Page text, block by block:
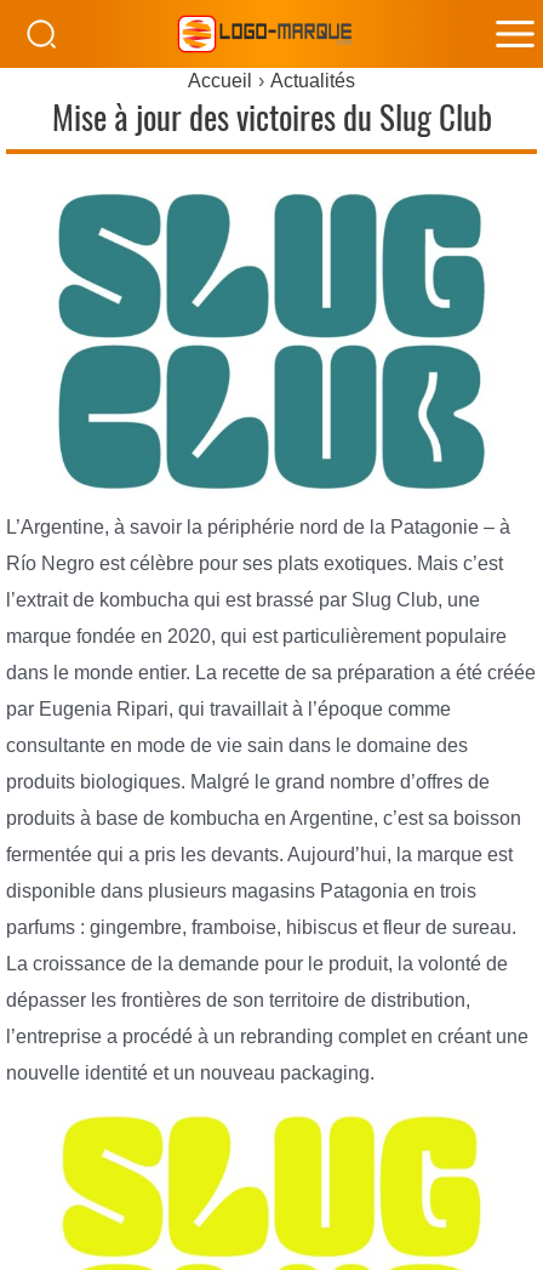
Accueil Actualités
Mise à jour des victoires du Slug Club
L’Argentine, à savoir la périphérie nord de la Patagonie – à
Río Negro est célèbre pour ses plats exotiques. Mais c’est
l’extrait de kombucha qui est brassé par Slug Club, une
marque fondée en 2020, qui est particulièrement populaire
dans le monde entier. La recette de sa préparation a été créée
par Eugenia Ripari, qui travaillait à l’époque comme
consultante en mode de vie sain dans le domaine des
produits biologiques. Malgré le grand nombre d’offres de
produits à base de kombucha en Argentine, c’est sa boisson
fermentée qui a pris les devants. Aujourd’hui, la marque est
disponible dans plusieurs magasins Patagonia en trois
parfums : gingembre, framboise, hibiscus et fleur de sureau.
La croissance de la demande pour le produit, la volonté de
dépasser les frontières de son territoire de distribution,
l’entreprise a procédé à un rebranding complet en créant une
nouvelle identité et un nouveau packaging.